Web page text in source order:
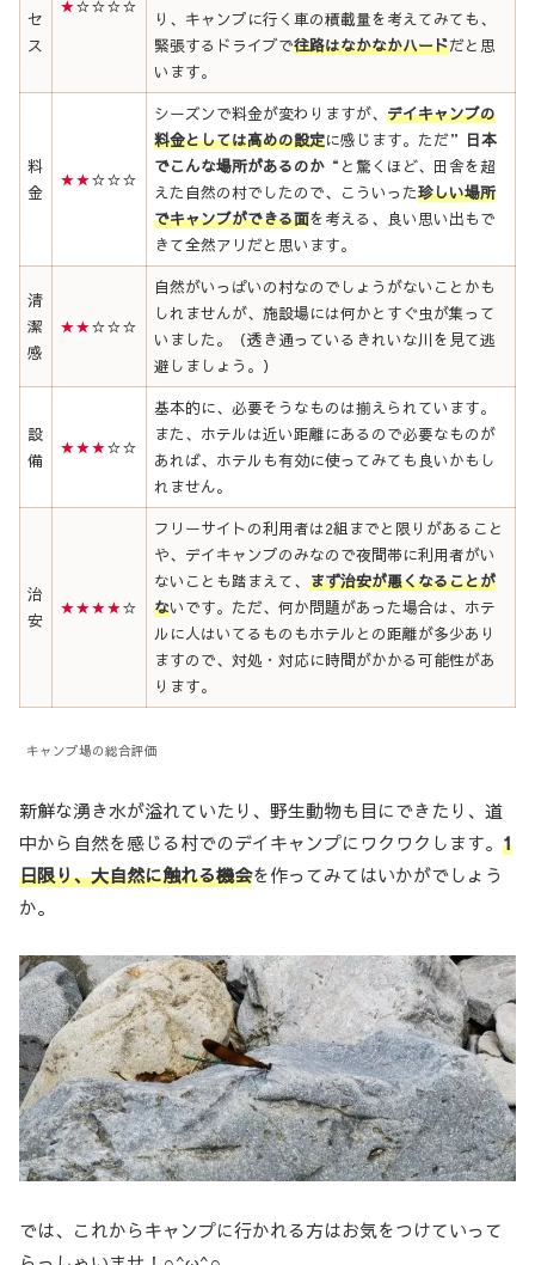
セ
ス
★☆☆☆☆
り、キャンプに行く車の積載量を考えてみても、
緊張するドライブで往路はなかなかハードだと思
います。
料
金
★★☆☆☆
シーズンで料金が変わりますが、デイキャンプの
料金としては高めの設定に感じます。ただ” 日本
でこんな場所があるのか “と驚くほど、田舎を超
えた自然の村でしたので、こういった珍しい場所
でキャンプができる面を考える、良い思い出もで
きて全然アリだと思います。
清
潔
感
★★☆☆☆
自然がいっぱいの村なのでしょうがないことかも
しれませんが、施設場には何かとすぐ虫が集って
いました。（透き通っているきれいな川を見て逃
避しましょう。）
設
備
★★★☆☆
基本的に、必要そうなものは揃えられています。
また、ホテルは近い距離にあるので必要なものが
あれば、ホテルも有効に使ってみても良いかもし
れません。
治
安
★★★★☆
フリーサイトの利用者は2組までと限りがあること
や、デイキャンプのみなので夜間帯に利用者がい
ないことも踏まえて、まず治安が悪くなることが
ないです。ただ、何か問題があった場合は、ホテ
ルに人はいてるものもホテルとの距離が多少あり
ますので、対処・対応に時間がかかる可能性があ
ります。
キャンプ場の総合評価
新鮮な湧き水が溢れていたり、野生動物も目にできたり、道
中から自然を感じる村でのデイキャンプにワクワクします。 1
日限り、大自然に触れる機会を作ってみてはいかがでしょう
か。
では、これからキャンプに行かれる方はお気をつけていって